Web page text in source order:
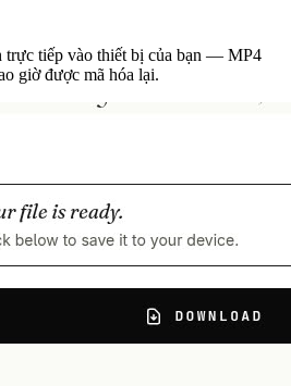
tiếp vào thiết bị của bạn — MP4
giờ được mã hóa lại.